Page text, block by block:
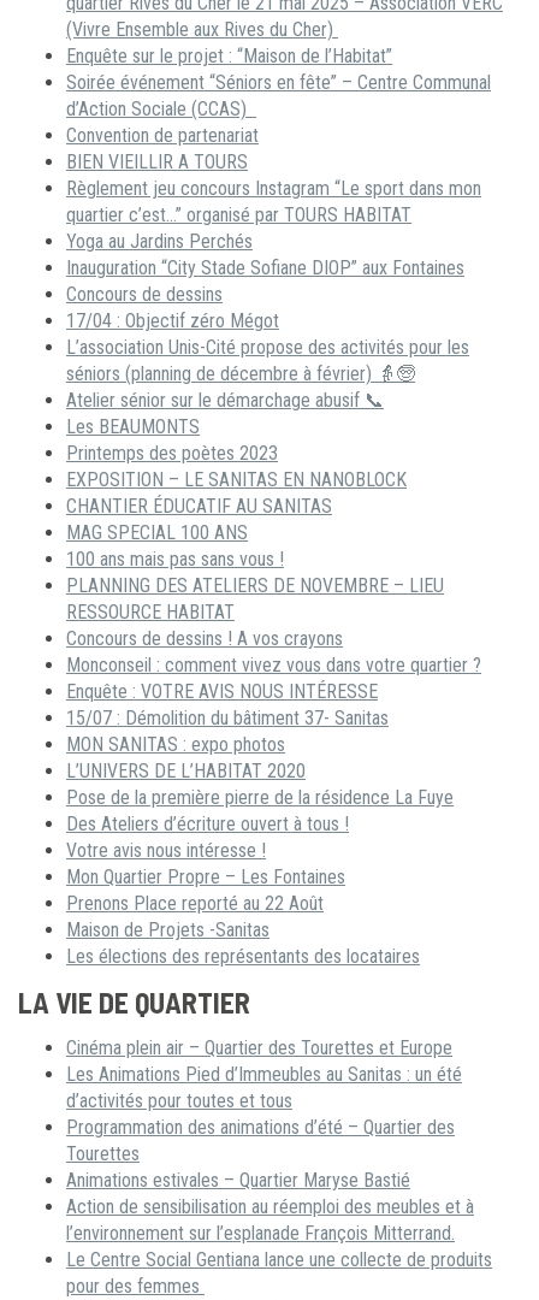
(Vivre Ensemble aux Rives du Cher)
Enquête sur le projet : “Maison de l’Habitat”
Soirée événement “Séniors en fête” – Centre Communal
d’Action Sociale (CCAS)
Convention de partenariat
BIEN VIEILLIR A TOURS
Règlement jeu concours Instagram “Le sport dans mon
quartier c’est…” organisé par TOURS HABITAT
Yoga au Jardins Perchés
Inauguration “City Stade Sofiane DIOP” aux Fontaines
Concours de dessins
17/04 : Objectif zéro Mégot
L’association Unis-Cité propose des activités pour les
séniors (planning de décembre à février) 👵🧓
Atelier sénior sur le démarchage abusif 📞
Les BEAUMONTS
Printemps des poètes 2023
EXPOSITION – LE SANITAS EN NANOBLOCK
CHANTIER ÉDUCATIF AU SANITAS
MAG SPECIAL 100 ANS
100 ans mais pas sans vous !
PLANNING DES ATELIERS DE NOVEMBRE – LIEU
RESSOURCE HABITAT
Concours de dessins ! A vos crayons
Monconseil : comment vivez vous dans votre quartier ?
Enquête : VOTRE AVIS NOUS INTÉRESSE
15/07 : Démolition du bâtiment 37- Sanitas
MON SANITAS : expo photos
L’UNIVERS DE L’HABITAT 2020
Pose de la première pierre de la résidence La Fuye
Des Ateliers d’écriture ouvert à tous !
Votre avis nous intéresse !
Mon Quartier Propre – Les Fontaines
Prenons Place reporté au 22 Août
Maison de Projets -Sanitas
Les élections des représentants des locataires
LA VIE DE QUARTIER
Cinéma plein air – Quartier des Tourettes et Europe
Les Animations Pied d’Immeubles au Sanitas : un été
d’activités pour toutes et tous
Programmation des animations d’été – Quartier des
Tourettes
Animations estivales – Quartier Maryse Bastié
Action de sensibilisation au réemploi des meubles et à
l’environnement sur l’esplanade François Mitterrand.
Le Centre Social Gentiana lance une collecte de produits
pour des femmes